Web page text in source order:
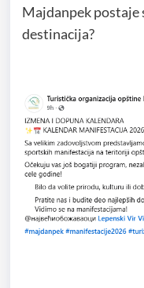
Majdanpek
destinacija?